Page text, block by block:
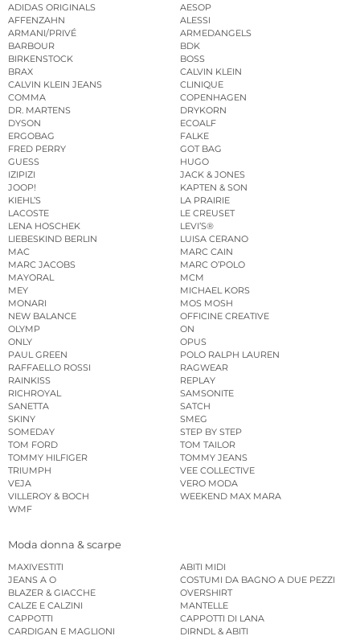
ADIDAS ORIGINALS
AESOP
AFFENZAHN
ALESSI
ARMANI/PRIVÉ
ARMEDANGELS
BARBOUR
BDK
BIRKENSTOCK
BOSS
BRAX
CALVIN KLEIN
CALVIN KLEIN JEANS
CLINIQUE
COMMA
COPENHAGEN
DR. MARTENS
DRYKORN
DYSON
ECOALF
ERGOBAG
FALKE
FRED PERRY
GOT BAG
GUESS
HUGO
IZIPIZI
JACK & JONES
JOOP!
KAPTEN & SON
KIEHL’S
LA PRAIRIE
LACOSTE
LE CREUSET
LENA HOSCHEK
LEVI’S®
LIEBESKIND BERLIN
LUISA CERANO
MAC
MARC CAIN
MARC JACOBS
MARC O’POLO
MAYORAL
MCM
MEY
MICHAEL KORS
MONARI
MOS MOSH
NEW BALANCE
OFFICINE CREATIVE
OLYMP
ON
ONLY
OPUS
PAUL GREEN
POLO RALPH LAUREN
RAFFAELLO ROSSI
RAGWEAR
RAINKISS
REPLAY
RICHROYAL
SAMSONITE
SANETTA
SATCH
SKINY
SMEG
SOMEDAY
STEP BY STEP
TOM FORD
TOM TAILOR
TOMMY HILFIGER
TOMMY JEANS
TRIUMPH
VEE COLLECTIVE
VEJA
VERO MODA
VILLEROY & BOCH
WEEKEND MAX MARA
WMF
Moda donna & scarpe
MAXIVESTITI
ABITI MIDI
JEANS A O
COSTUMI DA BAGNO A DUE PEZZI
BLAZER & GIACCHE
OVERSHIRT
CALZE E CALZINI
MANTELLE
CAPPOTTI
CAPPOTTI DI LANA
CARDIGAN E MAGLIONI
DIRNDL & ABITI